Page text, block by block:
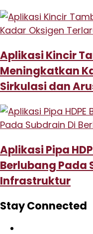
Aplikasi Kincir
Meningkatkan
Sirkulasi dan
Aplikasi Pipa
Berlubang Pada
Infrastruktur
Stay Connected